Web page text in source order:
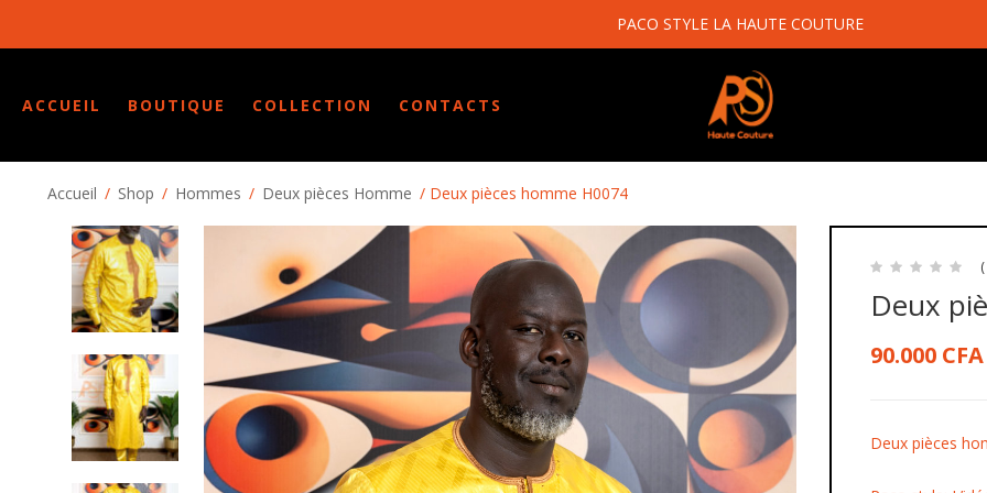
PACO STYLE LA HAUTE COUTURE
ACCUEIL BOUTIQUE COLLECTION CONTACTS
Accueil / Shop / Hommes / Deux pièces Homme / Deux pièces homme H0074
Deux
90.000 CFA
Deux pièces